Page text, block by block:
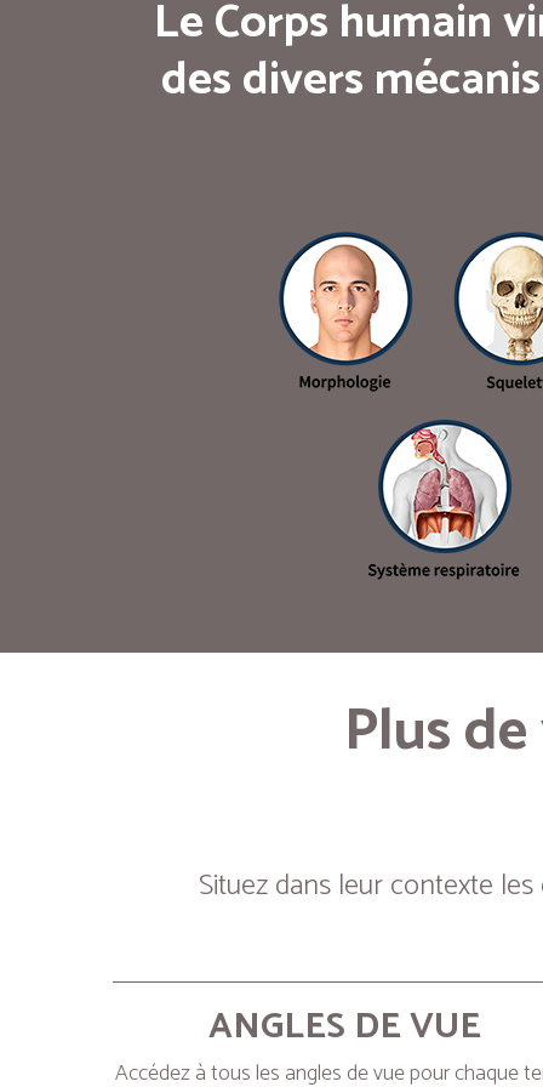
Le Corps humain
des divers
Plus
Situez dans leur contexte
ANGLES DE VUE
Accédez à tous les angles de vue pour chaque